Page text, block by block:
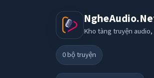
Kho tàng truyện
0bộ truyện